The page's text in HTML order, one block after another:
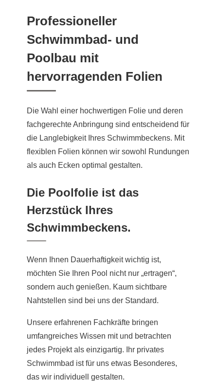
Professioneller
Schwimmbad- und
Poolbau mit
hervorragenden Folien
Die Wahl einer hochwertigen Folie und deren
fachgerechte Anbringung sind entscheidend für
die Langlebigkeit Ihres Schwimmbeckens. Mit
flexiblen Folien können wir sowohl Rundungen
als auch Ecken optimal gestalten.
Die Poolfolie ist das
Herzstück Ihres
Schwimmbeckens.
Wenn Ihnen Dauerhaftigkeit wichtig ist,
möchten Sie Ihren Pool nicht nur „ertragen“,
sondern auch genießen. Kaum sichtbare
Nahtstellen sind bei uns der Standard.
Unsere erfahrenen Fachkräfte bringen
umfangreiches Wissen mit und betrachten
jedes Projekt als einzigartig. Ihr privates
Schwimmbad ist für uns etwas Besonderes,
das wir individuell gestalten.